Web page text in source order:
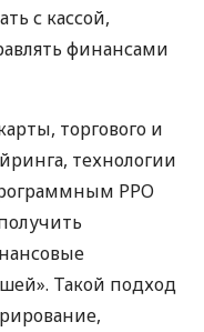
с кассой,
финансами
торгового и
технологии
РРО
Такой подход